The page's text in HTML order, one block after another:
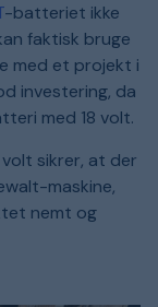
-batteriet ikke
faktisk bruge
med et projekt i
investering, da
med 18 volt.
sikrer, at der
maskine,
nemt og